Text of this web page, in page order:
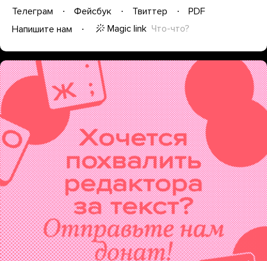
Телеграм Фейсбук Твиттер
PDF
Напишите нам
Magic link Что-что?